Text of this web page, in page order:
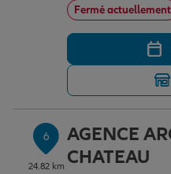
Fermé actuellement
6
24.82 km
AGENCE
CHATEAU